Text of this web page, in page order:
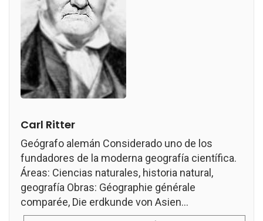
Carl Ritter
Geógrafo alemán Considerado uno de los
fundadores de la moderna geografía científica.
Áreas: Ciencias naturales, historia natural,
geografía Obras: Géographie générale
comparée, Die erdkunde von Asien...